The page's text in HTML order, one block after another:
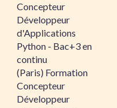
Concepteur
Développeur
d'Applications
Python - Bac+3 en
continu
(Paris) Formation
Concepteur
Développeur